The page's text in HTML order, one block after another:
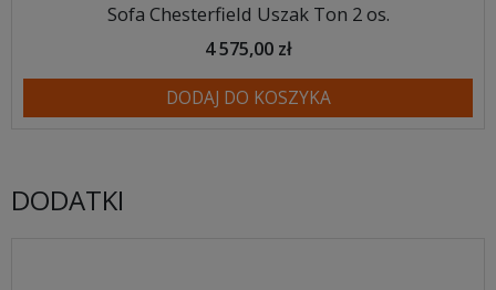
Sofa Chesterfield Uszak Ton 2 os.
4 575,00 zł
DODAJ DO KOSZYKA
DODATKI